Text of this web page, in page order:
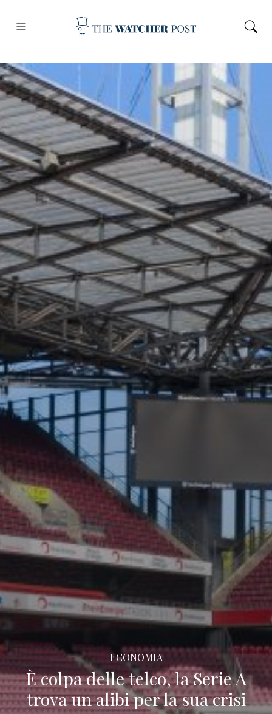
ECONOMIA
È colpa delle telco, la Serie A
trova un alibi per la sua crisi